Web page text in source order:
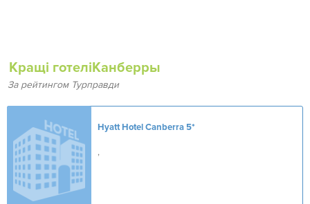
Кращі готеліКанберры
За рейтингом Турправди
Hyatt Hotel Canberra5*
,